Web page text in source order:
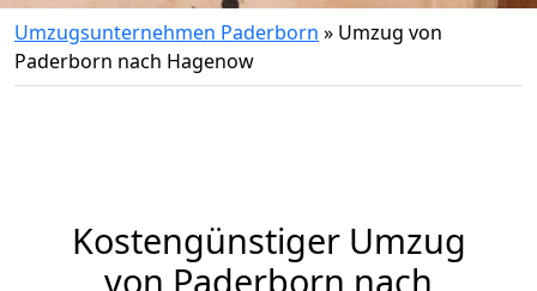
Umzugsunternehmen Paderborn » Umzug von
Paderborn nach Hagenow
Kostengünstiger Umzug
von Paderborn nach